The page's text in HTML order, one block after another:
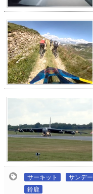
サーキット サンデー
鈴鹿